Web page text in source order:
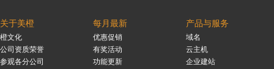
关于美橙
橙文化
公司资质荣誉
参观各分公司
每月最新
优惠促销
有奖活动
功能更新
产品与服务
域名
云主机
企业建站